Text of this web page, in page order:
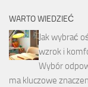
WARTO WIEDZIEĆ
Jak wybrać
wzrok i
Wybór
ma kluczowe